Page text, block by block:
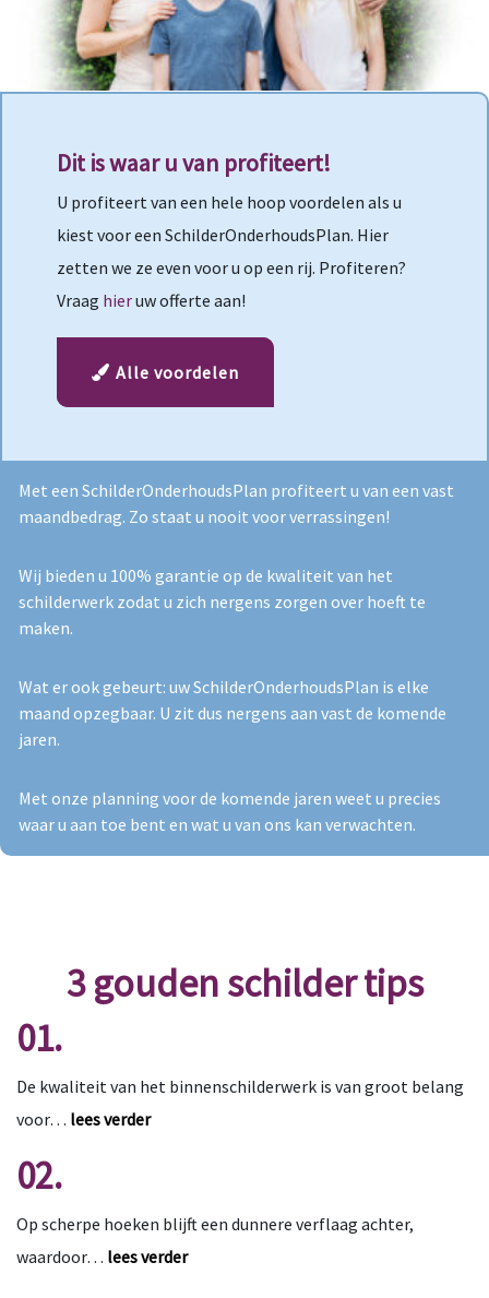
Dit is waar u van profiteert!
U profiteert van een hele hoop voordelen als u
kiest voor een SchilderOnderhoudsPlan. Hier
zetten we ze even voor u op een rij. Profiteren?
Vraag hieruw offerte aan!
Alle voordelen
Met een SchilderOnderhoudsPlan profiteert u van een vast
maandbedrag. Zo staat u nooit voor verrassingen!
Wij bieden u 100% garantie op de kwaliteit van het
schilderwerk zodat u zich nergens zorgen over hoeft te
maken.
Wat er ook gebeurt: uw SchilderOnderhoudsPlan is elke
maand opzegbaar. U zit dus nergens aan vast de komende
jaren.
Met onze planning voor de komende jaren weet u precies
waar u aan toe bent en wat u van ons kan verwachten.
3 gouden schilder tips
01.
De kwaliteit van het binnenschilderwerk is van groot belang
voor… lees verder
02.
Op scherpe hoeken blijft een dunnere verflaag achter,
waardoor… lees verder